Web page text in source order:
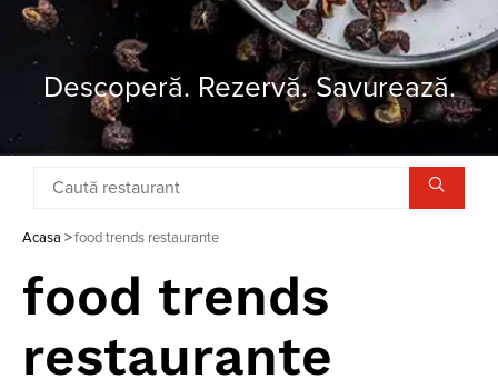
Descoperă. Rezervă. Savurează.
Acasa >food trends restaurante
food trends
restaurante